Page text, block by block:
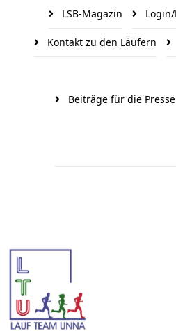
LSB-Magazin
Kontakt zu den Läufern
Beiträge für die